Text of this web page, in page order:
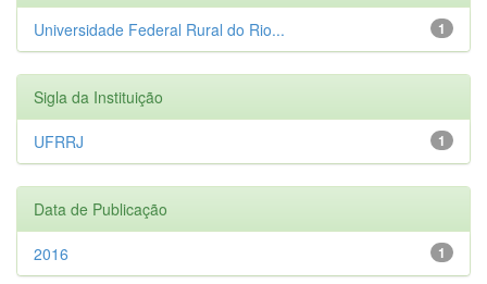
1
Universidade Federal Rural do Rio...
Sigla da Instituição
1
UFRRJ
Data de Publicação
1
2016